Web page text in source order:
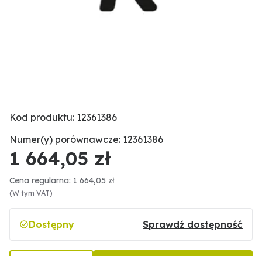
Kod produktu: 12361386
Numer(y) porównawcze: 12361386
1 664,05 zł
Cena regularna: 1 664,05 zł
(W tym VAT)
Dostępny Sprawdź dostępność